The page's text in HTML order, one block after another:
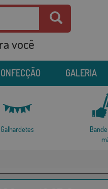
você
GALERIA
Galhardetes